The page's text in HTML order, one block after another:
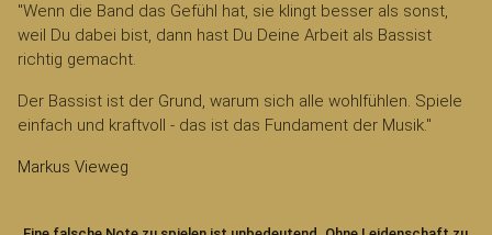
"Wenn die Band das Gefühl hat, sie klingt besser als sonst,
weil Du dabei bist, dann hast Du Deine Arbeit als Bassist
richtig gemacht.
Der Bassist ist der Grund, warum sich alle wohlfühlen. Spiele
einfach und kraftvoll - das ist das Fundament der Musik."
Markus Vieweg